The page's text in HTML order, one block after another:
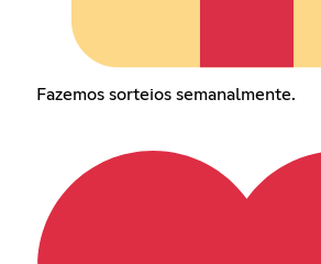
Fazemos sorteios semanalmente.